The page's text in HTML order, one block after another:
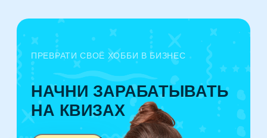
ПРЕВРАТИ СВОЁ ХОББИ В БИЗНЕС
НАЧНИ ЗАРАБАТЫВАТЬ
НА КВИЗАХ